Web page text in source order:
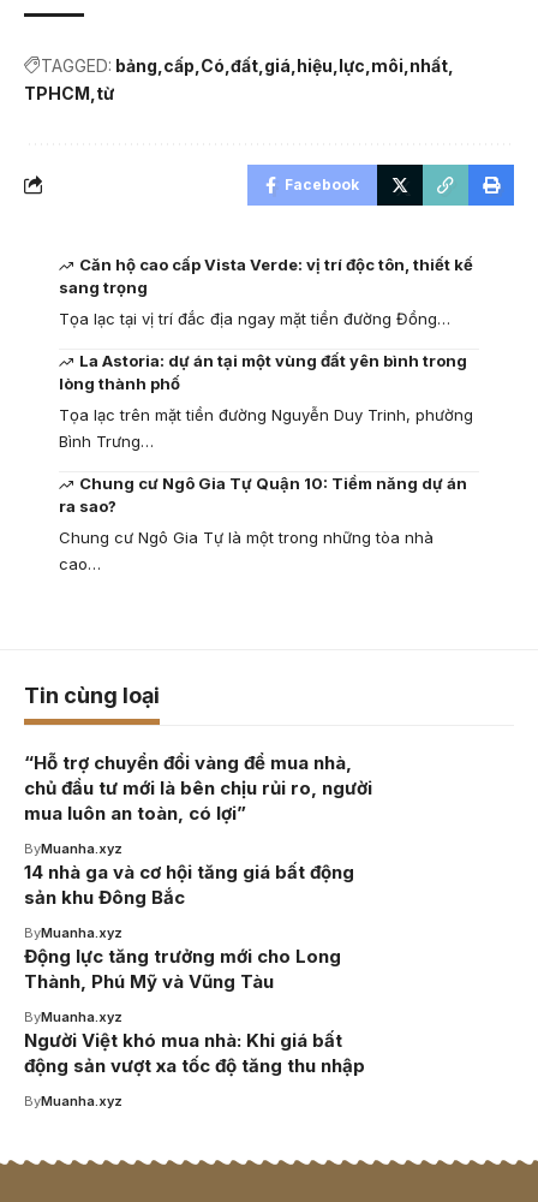
TAGGED: bảng cấp Có đất giá hiệu lực môi nhất
TPHCM từ
Facebook
Căn hộ cao cấp Vista Verde: vị trí độc tôn, thiết kế
sang trọng
Tọa lạc tại vị trí đắc địa ngay mặt tiền đường Đồng…
La Astoria: dự án tại một vùng đất yên bình trong
lòng thành phố
Tọa lạc trên mặt tiền đường Nguyễn Duy Trinh, phường
Bình Trưng…
Chung cư Ngô Gia Tự Quận 10: Tiềm năng dự án
ra sao?
Chung cư Ngô Gia Tự là một trong những tòa nhà
cao…
Tin cùng loại
“Hỗ trợ chuyển đổi vàng để mua nhà,
chủ đầu tư mới là bên chịu rủi ro, người
mua luôn an toàn, có lợi”
ByMuanha.xyz
14 nhà ga và cơ hội tăng giá bất động
sản khu Đông Bắc
ByMuanha.xyz
Động lực tăng trưởng mới cho Long
Thành, Phú Mỹ và Vũng Tàu
ByMuanha.xyz
Người Việt khó mua nhà: Khi giá bất
động sản vượt xa tốc độ tăng thu nhập
ByMuanha.xyz